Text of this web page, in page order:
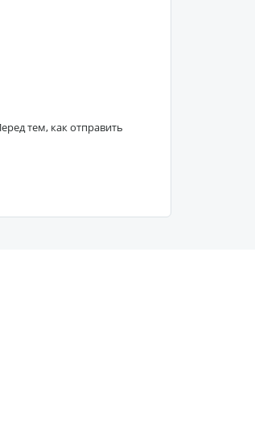
тем, как отправить